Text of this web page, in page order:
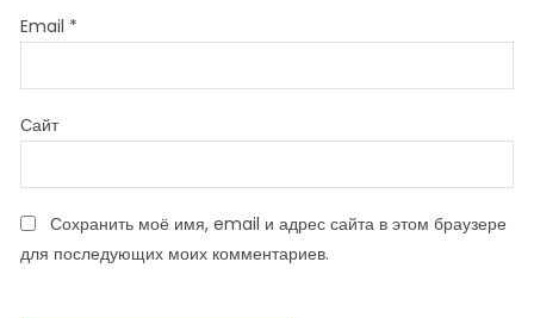
Email *
Сайт
Сохранить моё имя, email и адрес сайта в этом браузере
для последующих моих комментариев.